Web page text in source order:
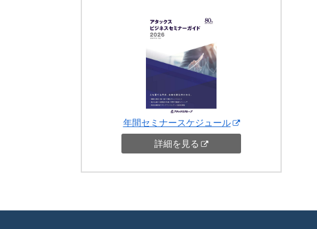
年間セミナースケジュール
詳細を見る